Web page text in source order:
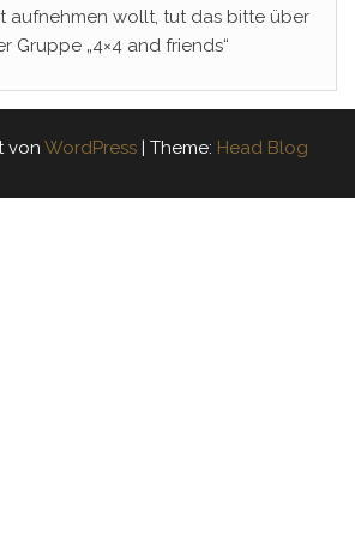
aufnehmen wollt, tut das bitte über
Gruppe „4×4 and friends“
von WordPress | Theme: Head Blog